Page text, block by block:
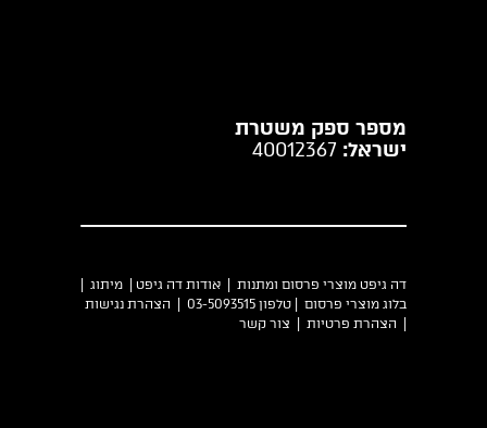
מספר ספק משטרת
ישראל:
דה גיפט מוצרי פרסום ומתנות | אודות דה גיפט מיתוג
בלוג מוצרי פרסום | טלפון 03-5093515 |
הצהרת נגישות
הצהרת פרטיות צור קשר